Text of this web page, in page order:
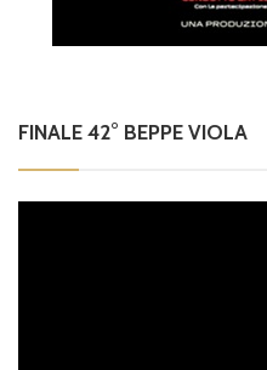
FINALE 42° BEPPE VIOLA